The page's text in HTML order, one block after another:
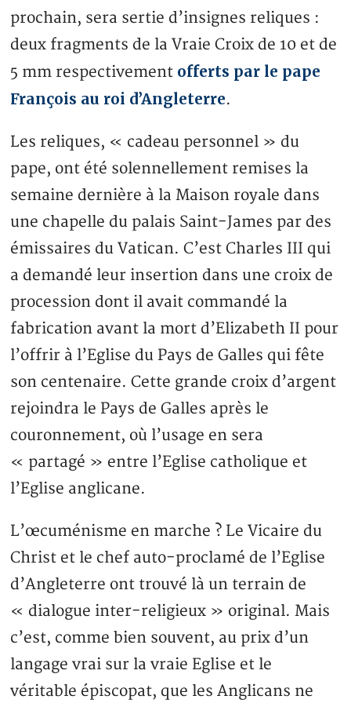
prochain, sera sertie d’insignes reliques :
deux fragments de la Vraie Croix de 10 et de
5 mm respectivement offerts par le pape
François au roi d’Angleterre.
Les reliques, « cadeau personnel » du
pape, ont été solennellement remises la
semaine dernière à la Maison royale dans
une chapelle du palais Saint-James par des
émissaires du Vatican. C’est Charles III qui
a demandé leur insertion dans une croix de
procession dont il avait commandé la
fabrication avant la mort d’Elizabeth II pour
l’offrir à l’Eglise du Pays de Galles qui fête
son centenaire. Cette grande croix d’argent
rejoindra le Pays de Galles après le
couronnement, où l’usage en sera
« partagé » entre l’Eglise catholique et
l’Eglise anglicane.
L’œcuménisme en marche ? Le Vicaire du
Christ et le chef auto-proclamé de l’Eglise
d’Angleterre ont trouvé là un terrain de
« dialogue inter-religieux » original. Mais
c’est, comme bien souvent, au prix d’un
langage vrai sur la vraie Eglise et le
véritable épiscopat, que les Anglicans ne